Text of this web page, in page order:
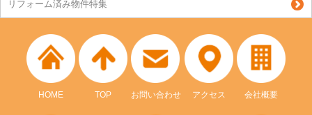
リフォーム済み物件特集
HOME TOP お問い合わせ アクセス 会社概要